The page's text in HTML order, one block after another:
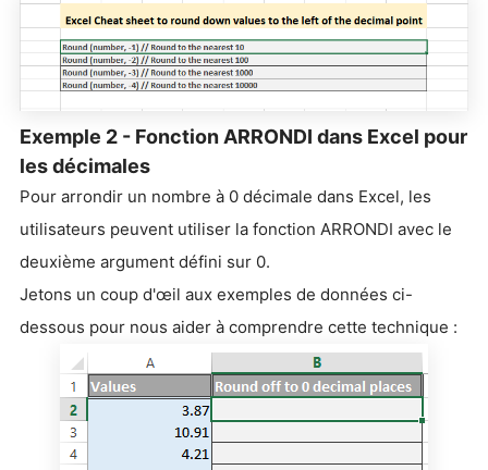
Exemple 2 - Fonction ARRONDI dans Excel pour
les décimales
Pour arrondir un nombre à 0 décimale dans Excel, les
utilisateurs peuvent utiliser la fonction ARRONDI avec le
deuxième argument défini sur 0.
Jetons un coup d'œil aux exemples de données ci-
dessous pour nous aider à comprendre cette technique :